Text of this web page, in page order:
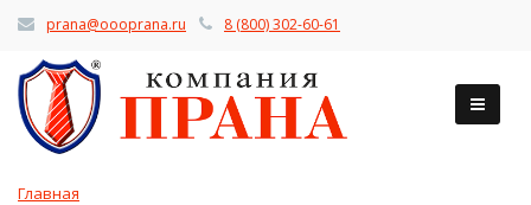
prana@oooprana.ru 8 (800) 302-60-61
Главная